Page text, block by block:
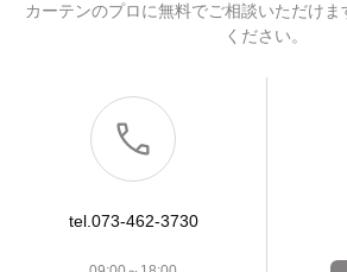
カーテンのプロに無料でご相談いただけ
ください。
tel.073-462-3730